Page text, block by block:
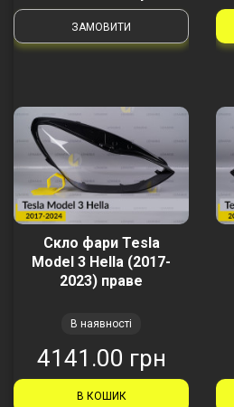
ЗАМОВИТИ
Скло фари Tesla
Model 3 Hella (2017-
2023) праве
В наявності
4141.00 грн
В КОШИК